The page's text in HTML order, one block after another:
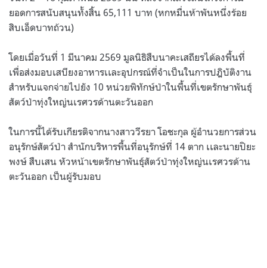
ยอดการสนับสนุนทั้งสิ้น 65,111 บาท (หกหมื่นห้าพันหนึ่งร้อย
สิบเอ็ดบาทถ้วน)
โดยเมื่อวันที่ 1 มีนาคม 2569 มูลนิธิสืบนาคะเสถียรได้ลงพื้นที่
เพื่อส่งมอบเสบียงอาหารเเละอุปกรณ์ที่จำเป็นในการปฎิบัติงาน
สำหรับแจกจ่ายไปยัง 10 หน่วยพิทักษ์ป่าในพื้นที่เขตรักษาพันธุ์
สัตว์ป่าทุ่งใหญ่นเรศวรด้านตะวันออก
ในการนี้ได้รับเกียรติจากนางสาววีรยา โอชะกุล ผู้อำนวยการส่วน
อนุรักษ์สัตว์ป่า สำนักบริหารพื้นที่อนุรักษ์ที่ 14 ตาก เเละนายปิยะ
พงษ์ สืบเสน หัวหน้าเขตรักษาพันธุ์สัตว์ป่าทุ่งใหญ่นเรศวรด้าน
ตะวันออก เป็นผู้รับมอบ